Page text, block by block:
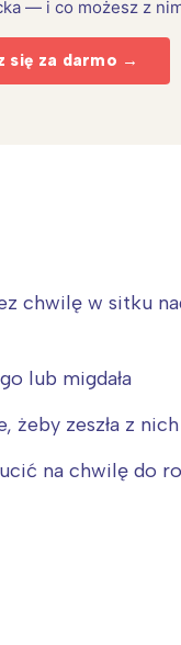
— i co możesz z
się za darmo →
chwilę w sitku
lub migdała
zeszła z
na chwilę do